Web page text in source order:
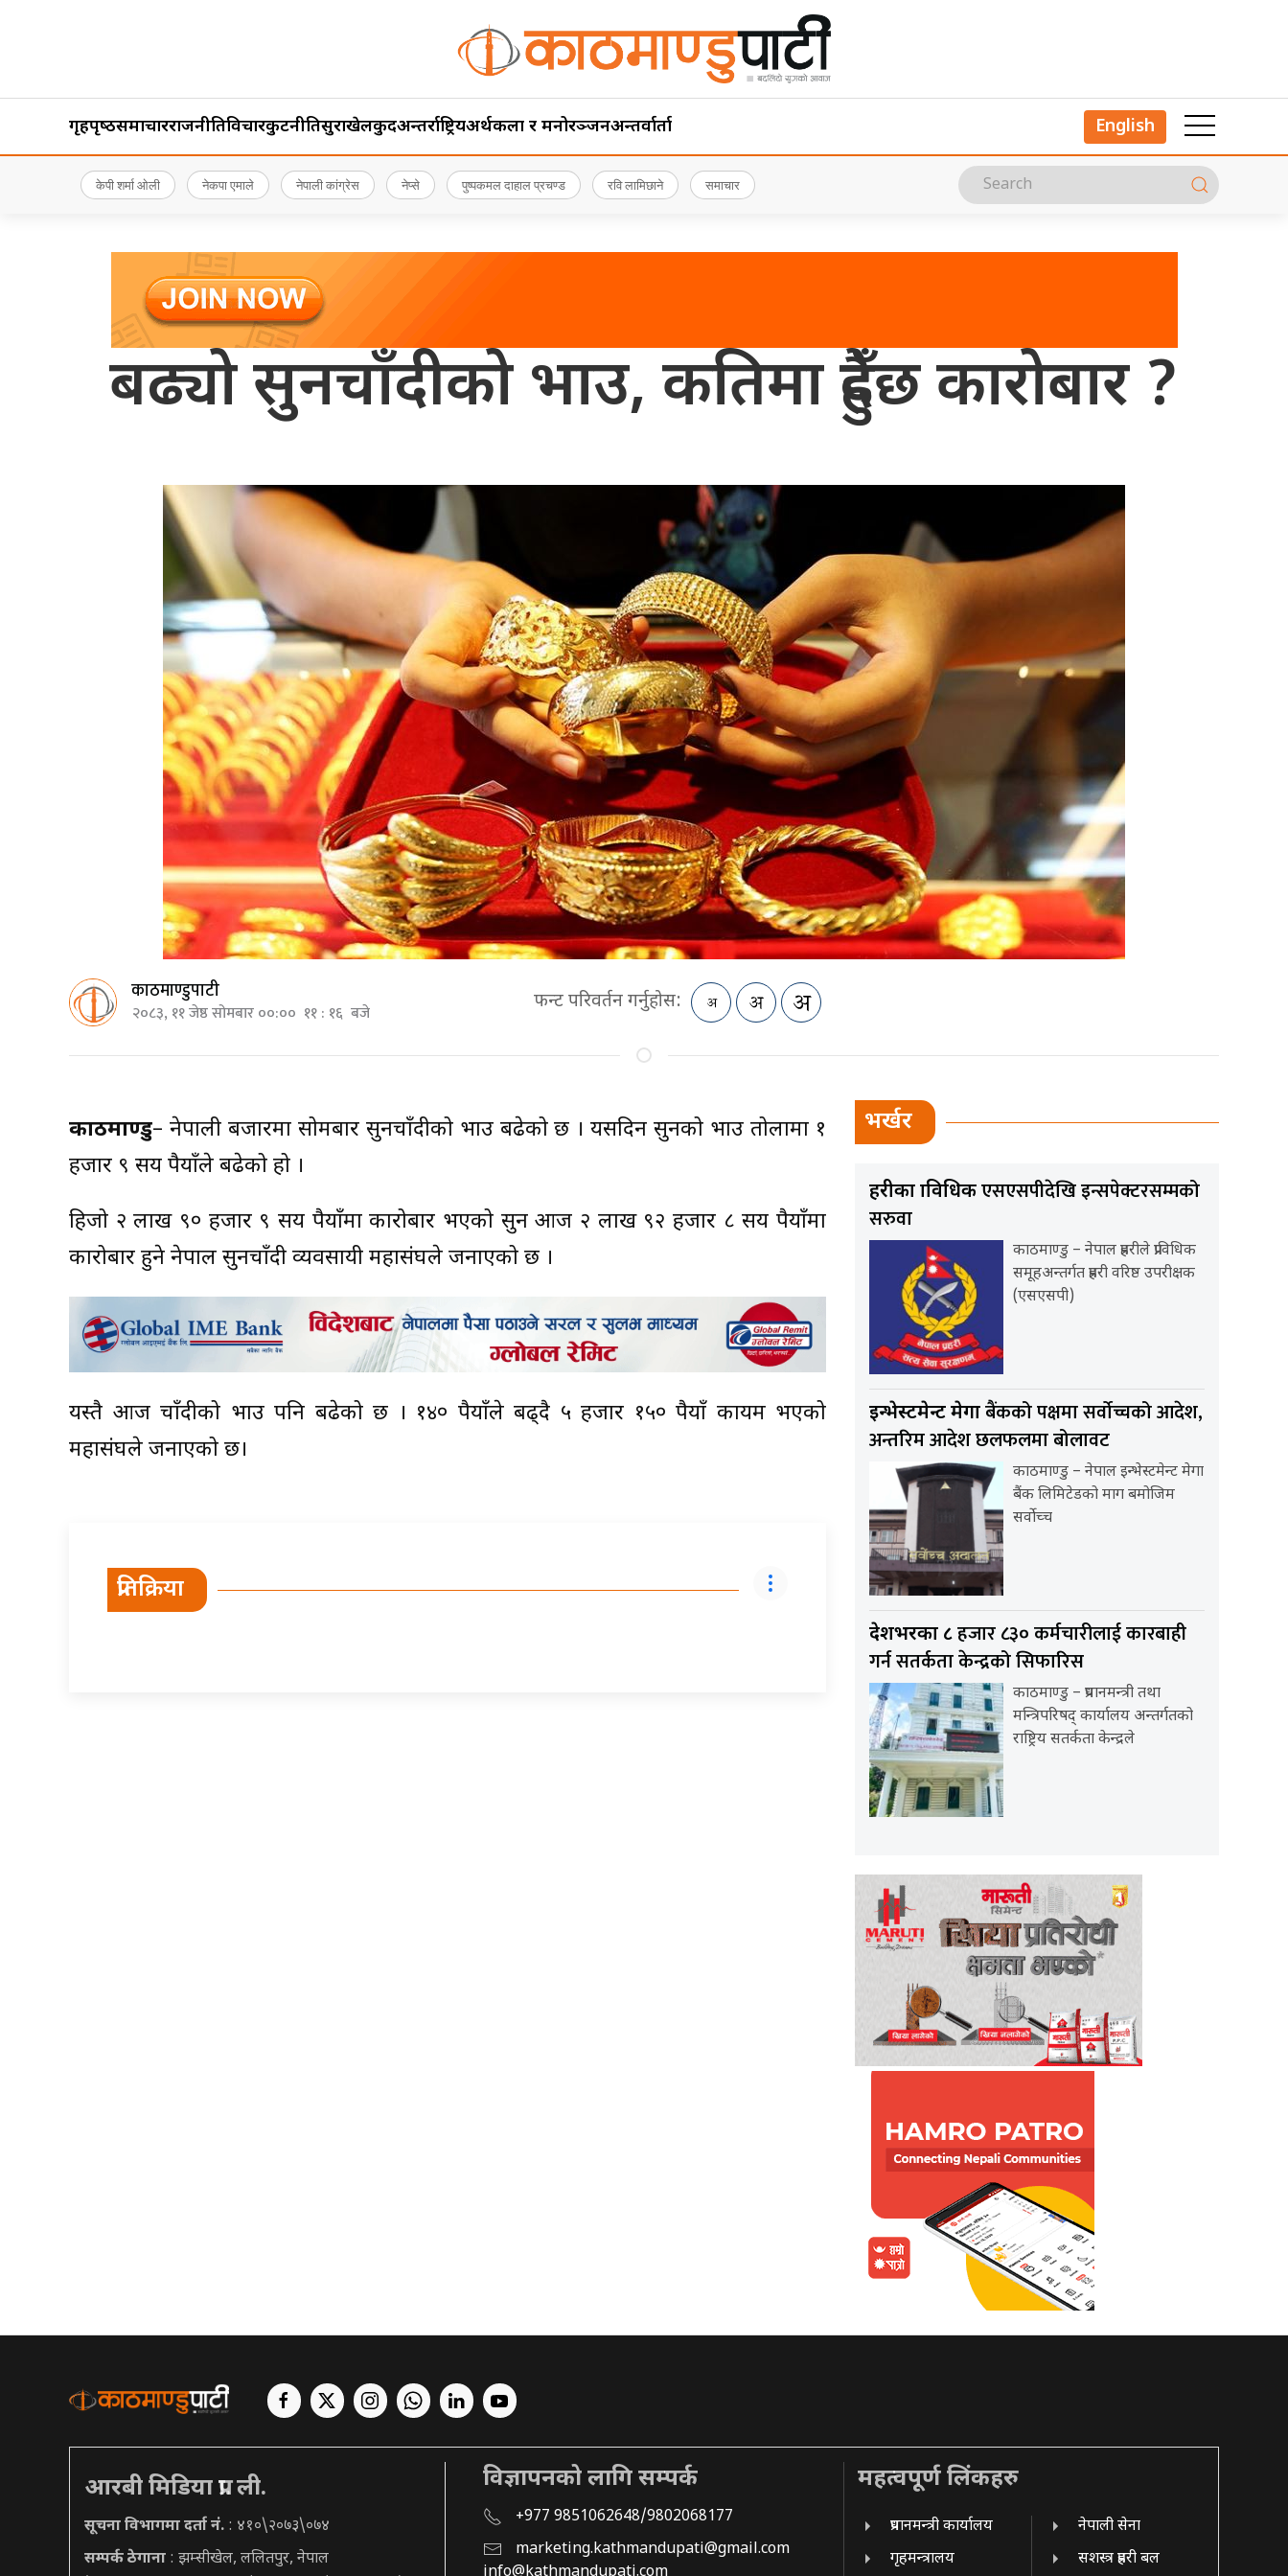
गृहपृष्‍ठसमाचारराजनीतिविचारकुटनीतिसुरक्षाखेलकुदअन्तर्राष्ट्रियअर्थकला र मनोरञ्जनअन्तर्वार्ता English
केपी शर्मा ओली नेकपा एमाले नेपाली कांग्रेस नेप्से पुष्पकमल दाहाल प्रचण्ड रवि लामिछाने समाचार
बढ्यो सुनचाँदीको भाउ, कतिमा हुँदैछ कारोबार ?
काठमाण्डुपाटी
२०८३, ११ जेष्ठ सोमबार ००:०० ११ : १६ बजे फन्ट परिवर्तन गर्नुहोस:
काठमाण्डु– नेपाली बजारमा सोमबार सुनचाँदीको भाउ बढेको छ । यसदिन सुनको भाउ तोलामा १
हजार ९ सय रुपैयाँले बढेको हो ।
हिजो २ लाख ९० हजार ९ सय रुपैयाँमा कारोबार भएको सुन आज २ लाख ९२ हजार ८ सय रुपैयाँमा
कारोबार हुने नेपाल सुनचाँदी व्यवसायी महासंघले जनाएको छ ।
यस्तै आज चाँदीको भाउ पनि बढेको छ । १४० रुपैयाँले बढ्दै ५ हजार १५० रुपैयाँ कायम भएको
महासंघले जनाएको छ।
प्रतिक्रिया
भर्खर
प्रहरीका प्राविधिकएसएसपीदेखि इन्सपेक्टरसम्मको
सरुवा
काठमाण्डु – नेपाल प्रहरीले प्राविधिक
समूहअन्तर्गत प्रहरी वरिष्ठ उपरीक्षक
(एसएसपी)
इन्भेस्टमेन्ट मेगाबैंकको पक्षमा सर्वाेच्चको आदेश,
अन्तरिम आदेश छलफलमा बोलावट
काठमाण्डु – नेपाल इन्भेस्टमेन्ट मेगा
बैंक लिमिटेडको माग बमोजिम
सर्वोच्च
देशभरका ८हजार ८३० कर्मचारीलाई कारबाही
गर्न सतर्कता केन्द्रको सिफारिस
काठमाण्डु – प्रधानमन्त्री तथा
मन्त्रिपरिषद् कार्यालय अन्तर्गतको
राष्ट्रिय सतर्कता केन्द्रले
आरबी मिडिया प्रा. ली.
सूचना विभागमा दर्ता नं. : ४१०\२०७३\०७४
सम्पर्क ठेगाना : झम्सीखेल, ललितपुर, नेपाल
विज्ञापनको लागि सम्पर्क
+977 9851062648/9802068177
marketing.kathmandupati@gmail.com
महत्वपूर्ण लिंकहरु
प्रधानमन्त्री कार्यालय
गृहमन्त्रालय
नेपाली सेना
सशस्त्र प्रहरी बल